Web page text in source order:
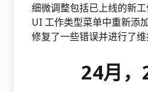
细微调整包括已上线的新
UI 工作类型菜单中重新添
修复了一些错误并进行了维
24月，